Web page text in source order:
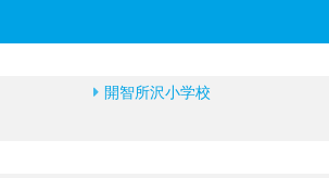
開智所沢小学校